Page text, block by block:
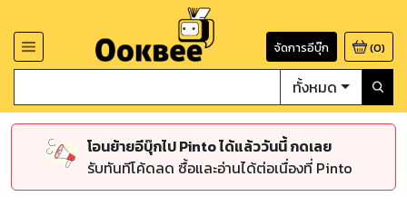
จัดการอีบุ๊ก (0)
ทั้งหมด
โอนย้ายอีบุ๊กไป Pinto ได้แล้ววันนี้ กดเลย
รับทันทีโค้ดลด ซื้อและอ่านได้ต่อเนื่องที่ Pinto